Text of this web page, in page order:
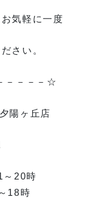
気軽に一度
さい。
－－－－☆
陽ヶ丘店
時
時